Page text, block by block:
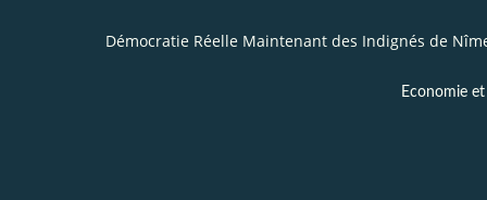
Démocratie Réelle Maintenant des Indignés de
Economie